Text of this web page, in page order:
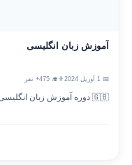
آموزش زبان انگلیسی
👨‍🎓 475+ نفر
🇬🇧 دوره آموزش زبان انگلیسی آموزشگاه نقدی با مجوز رسمی از وزارت...